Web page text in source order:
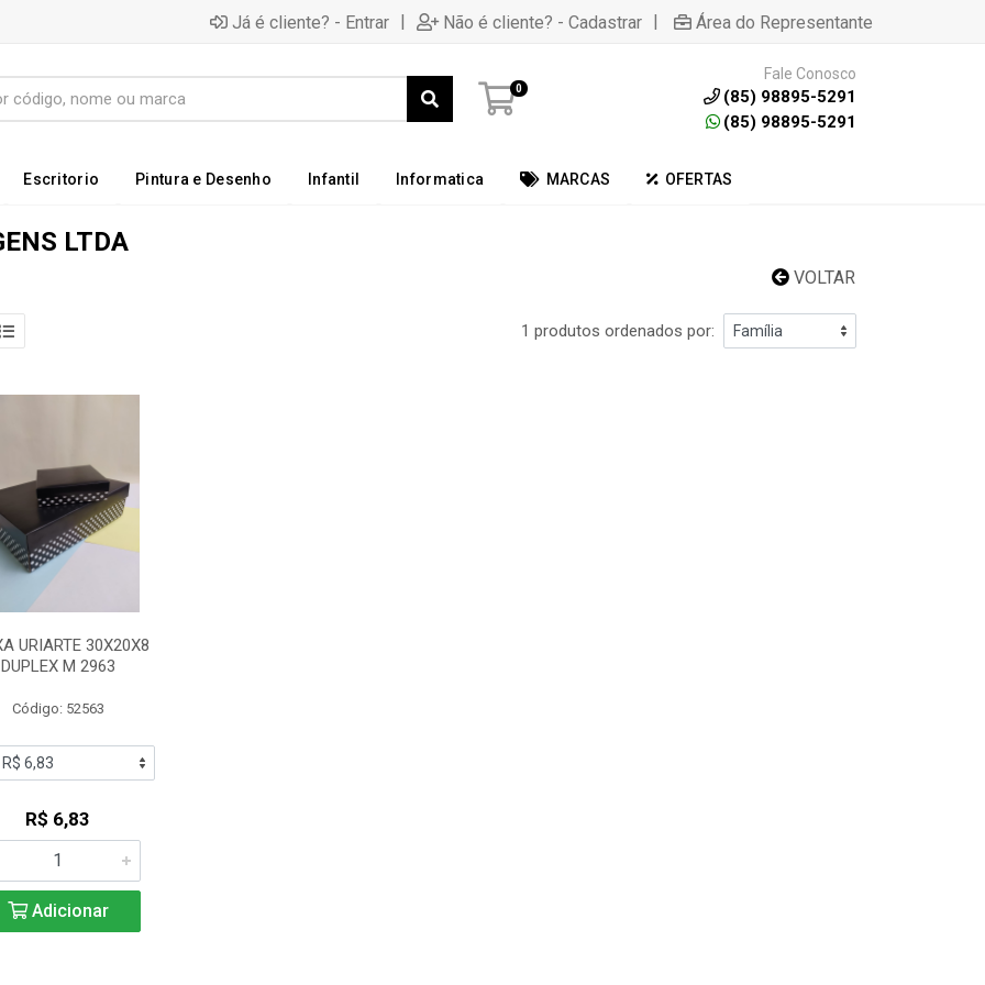
Já é cliente? - Entrar | Não é cliente? - Cadastrar | Área do Representante
0
Fale Conosco
(85) 98895-5291
(85) 98895-5291
Escritorio Pintura e Desenho Infantil Informatica MARCAS OFERTAS
LTDA
VOLTAR
1 produtos ordenados por:
URIARTE 30X20X8
DUPLEX M 2963
Código: 52563
R$ 6,83
Adicionar